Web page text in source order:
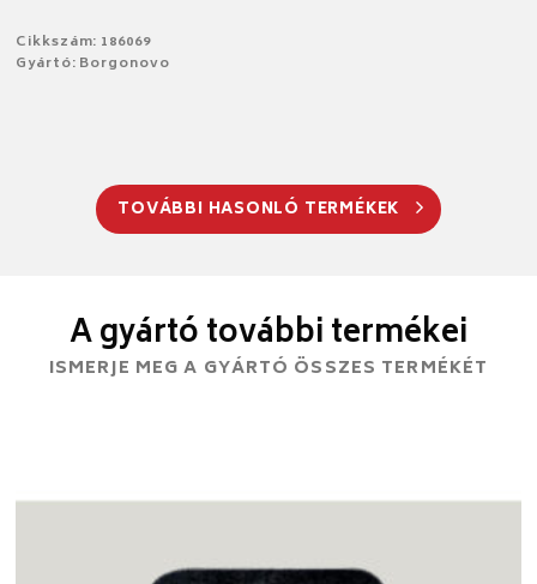
Cikkszám: 186069
Gyártó: Borgonovo
TOVÁBBI HASONLÓ TERMÉKEK
A gyártó további termékei
ISMERJE MEG A GYÁRTÓ ÖSSZES TERMÉKÉT